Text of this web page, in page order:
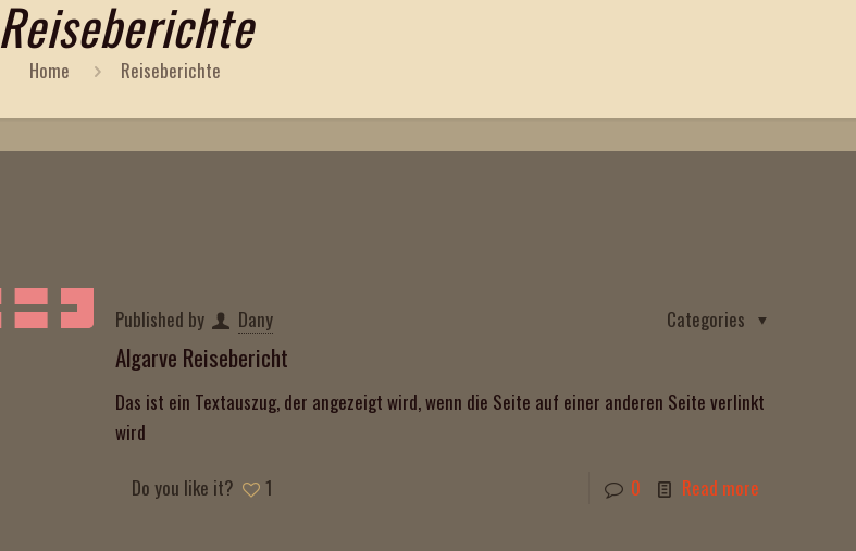
Reiseberichte
Home Reiseberichte
Published by Dany Categories
Algarve Reisebericht
Das ist ein Textauszug, der angezeigt wird, wenn die Seite auf einer anderen Seite verlinkt
wird
Do you like it? 1 0 Read more